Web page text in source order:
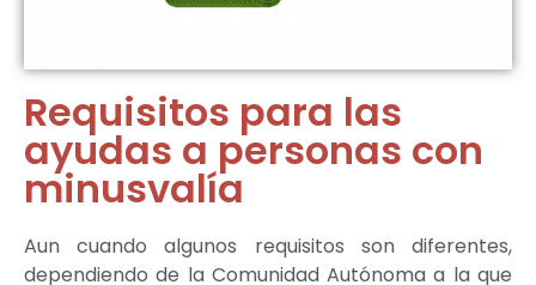
Requisitos para las
ayudas a personas con
minusvalía
Aun cuando algunos requisitos son diferentes,
dependiendo de la Comunidad Autónoma a la que